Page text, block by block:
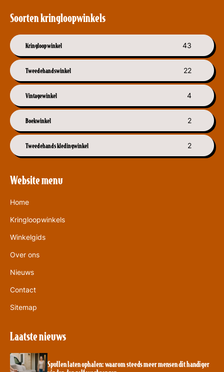
Soorten kringloopwinkels
Kringloopwinkel 43
Tweedehandswinkel 22
Vintagewinkel 4
Boekwinkel 2
Tweedehands kledingwinkel 2
Website menu
Home
Kringloopwinkels
Winkelgids
Over ons
Nieuws
Contact
Sitemap
Laatste nieuws
Spullen laten ophalen: waarom steeds meer mensen dit handiger